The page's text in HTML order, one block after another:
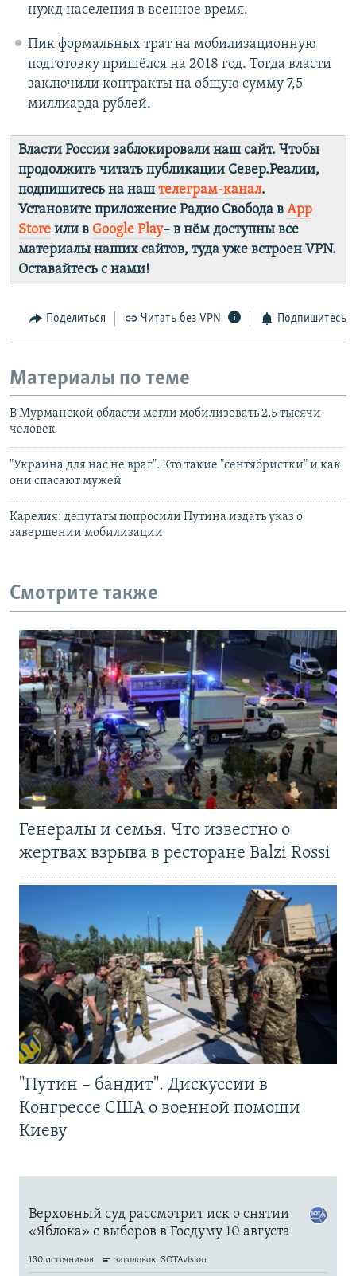
нужд населения в военное время.
Пик формальных трат на мобилизационную
подготовку пришёлся на 2018 год. Тогда власти
заключили контракты на общую сумму 7,5
миллиарда рублей.
Власти России заблокировали наш сайт. Чтобы
продолжить читать публикации Север.Реалии,
подпишитесь на наш телеграм-канал.
Установите приложение Радио Свобода в App
Store или в Google Play– в нём доступны все
материалы наших сайтов, туда уже встроен VPN.
Оставайтесь с нами!
Поделиться Читать без VPN Подпишитесь
Материалы по теме
В Мурманской области могли мобилизовать 2,5 тысячи
человек
"Украина для нас не враг". Кто такие "сентябристки" и как
они спасают мужей
Карелия: депутаты попросили Путина издать указ о
завершении мобилизации
Смотрите также
Генералы и семья. Что известно о
жертвах взрыва в ресторане Balzi Rossi
"Путин – бандит". Дискуссии в
Конгрессе США о военной помощи
Киеву